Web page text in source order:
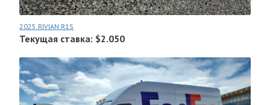
2025 RIVIAN R1S
Текущая ставка: $2.050